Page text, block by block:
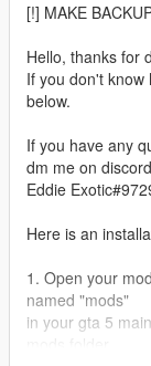
[!] MAKE
Hello, thanks for
If you don't know
below.
If you have any
dm me on discord
Eddie
Here is an
1. Open your
named "mods"
in your gta 5